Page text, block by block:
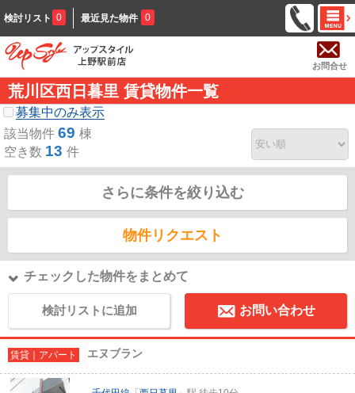
検討リスト 0 最近見た物件 0
お問合せ
荒川区西日暮里 賃貸物件一覧
募集中のみ表示
該当物件 69 棟
空き数 13 件
さらに条件を絞り込む
物件リクエスト
チェックした物件をまとめて
検討リストに追加 お問い合わせ
賃貸｜アパート エヌブラン